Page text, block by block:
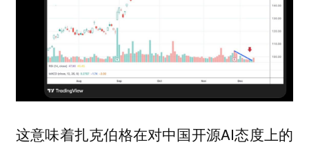
这意味着扎克伯格在对中国开源AI态度上的